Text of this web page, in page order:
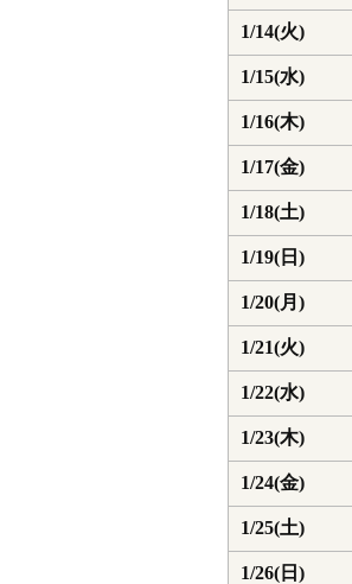
1/14(火)
1/15(水)
1/16(木)
1/17(金)
1/18(土)
1/19(日)
1/20(月)
1/21(火)
1/22(水)
1/23(木)
1/24(金)
1/25(土)
1/26(日)